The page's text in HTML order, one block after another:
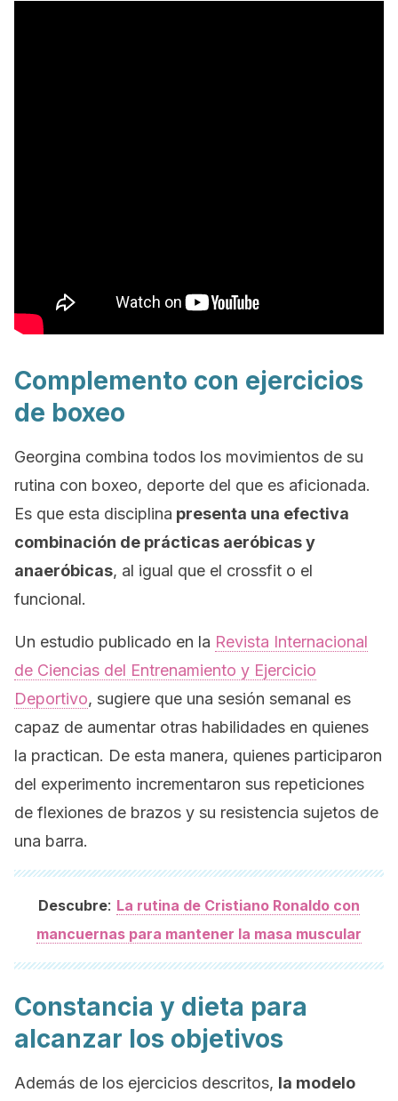
Complemento con ejercicios
de boxeo
Georgina combina todos los movimientos de su
rutina con boxeo, deporte del que es aficionada.
Es que esta disciplina presenta una efectiva
combinación de prácticas aeróbicas y
anaeróbicas, al igual que el crossfit o el
funcional.
Un estudio publicado en la Revista Internacional
de Ciencias del Entrenamiento y Ejercicio
Deportivo, sugiere que una sesión semanal es
capaz de aumentar otras habilidades en quienes
la practican. De esta manera, quienes participaron
del experimento incrementaron sus repeticiones
de flexiones de brazos y su resistencia sujetos de
una barra.
Descubre: La rutina de Cristiano Ronaldo con
mancuernas para mantener la masa muscular
Constancia y dieta para
alcanzar los objetivos
Además de los ejercicios descritos, la modelo